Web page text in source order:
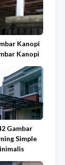
Kanopi
Kanopi
Gambar
Simple